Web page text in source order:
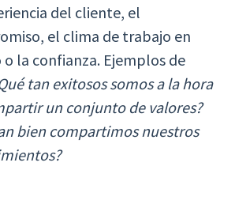
del cliente, el
el clima de trabajo en
o la confianza. Ejemplos de
tan exitosos somos a la hora
un conjunto de valores?
bien compartimos nuestros